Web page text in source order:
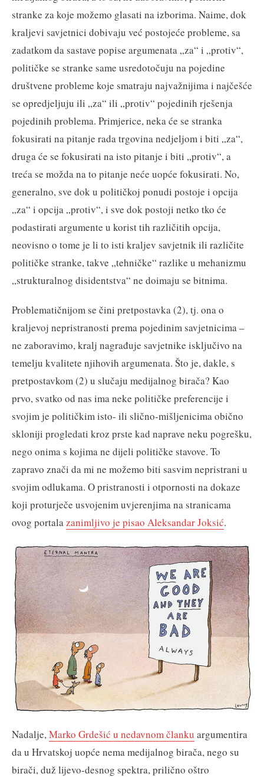
stranke za koje možemo glasati na izborima. Naime, dok
kraljevi savjetnici dobivaju već postojeće probleme, sa
zadatkom da sastave popise argumenata „za“ i „protiv“,
političke se stranke same usredotočuju na pojedine
društvene probleme koje smatraju najvažnijima i najčešće
se opredjeljuju ili „za“ ili „protiv“ pojedinih rješenja
pojedinih problema. Primjerice, neka će se stranka
fokusirati na pitanje rada trgovina nedjeljom i biti „za“,
druga će se fokusirati na isto pitanje i biti „protiv“, a
treća se možda na to pitanje neće uopće fokusirati. No,
generalno, sve dok u političkoj ponudi postoje i opcija
„za“ i opcija „protiv“, i sve dok postoji netko tko će
podastirati argumente u korist tih različitih opcija,
neovisno o tome je li to isti kraljev savjetnik ili različite
političke stranke, takve „tehničke“ razlike u mehanizmu
„strukturalnog disidentstva“ ne doimaju se bitnima.
Problematičnijom se čini pretpostavka (2), tj. ona o
kraljevoj nepristranosti prema pojedinim savjetnicima –
ne zaboravimo, kralj nagrađuje savjetnike isključivo na
temelju kvalitete njihovih argumenata. Što je, dakle, s
pretpostavkom (2) u slučaju medijalnog birača? Kao
prvo, svatko od nas ima neke političke preferencije i
svojim je političkim isto- ili slično-mišljenicima obično
skloniji progledati kroz prste kad naprave neku pogrešku,
nego onima s kojima ne dijeli političke stavove. To
zapravo znači da mi ne možemo biti sasvim nepristrani u
svojim odlukama. O pristranosti i otpornosti na dokaze
koji proturječe usvojenim uvjerenjima na stranicama
ovog portalazanimljivo je pisao Aleksandar Joksić.
Nadalje,Marko Grdešić u nedavnom članku argumentira
da u Hrvatskoj uopće nema medijalnog birača, nego su
birači, duž lijevo-desnog spektra, prilično oštro